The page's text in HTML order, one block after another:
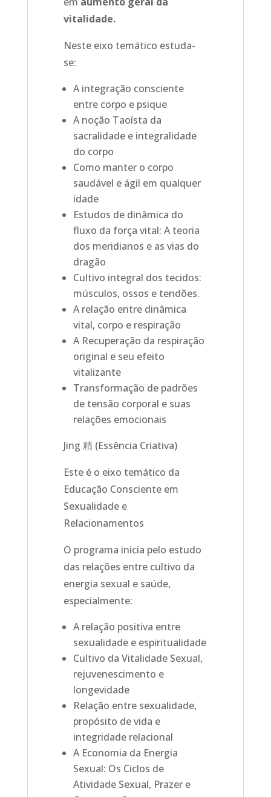
vitalidade.
Neste eixo temático estuda-
se:
A integração consciente
entre corpo e psique
A noção Taoísta da
sacralidade e integralidade
do corpo
Como manter o corpo
saudável e ágil em qualquer
idade
Estudos de dinâmica do
fluxo da força vital: A teoria
dos meridianos e as vias do
dragão
Cultivo integral dos tecidos:
músculos, ossos e tendões.
A relação entre dinâmica
vital, corpo e respiração
A Recuperação da respiração
original e seu efeito
vitalizante
Transformação de padrões
de tensão corporal e suas
relações emocionais
Jing 精 (Essência Criativa)
Este é o eixo temático da
Educação Consciente em
Sexualidade e
Relacionamentos
O programa inicia pelo estudo
das relações entre cultivo da
energia sexual e saúde,
especialmente:
A relação positiva entre
sexualidade e espiritualidade
Cultivo da Vitalidade Sexual,
rejuvenescimento e
longevidade
Relação entre sexualidade,
propósito de vida e
integridade relacional
A Economia da Energia
Sexual: Os Ciclos de
Atividade Sexual, Prazer e